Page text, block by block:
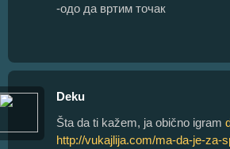
-одо да вртим точак
Deku
Šta da ti kažem, ja obično igram
http://vukajlija.com/ma-da-je-za-